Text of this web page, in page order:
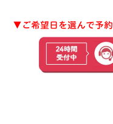
▼ご希望日を選んで予約